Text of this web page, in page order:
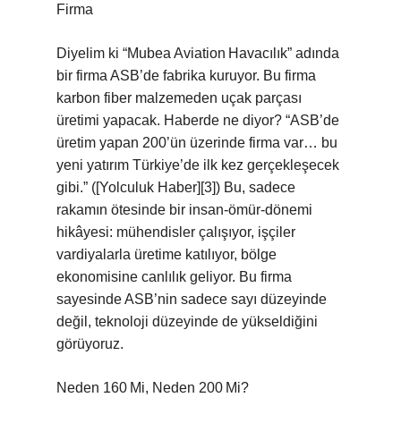
Firma
Diyelim ki “Mubea Aviation Havacılık” adında
bir firma ASB’de fabrika kuruyor. Bu firma
karbon fiber malzemeden uçak parçası
üretimi yapacak. Haberde ne diyor? “ASB’de
üretim yapan 200’ün üzerinde firma var… bu
yeni yatırım Türkiye’de ilk kez gerçekleşecek
gibi.” ([Yolculuk Haber][3]) Bu, sadece
rakamın ötesinde bir insan-ömür-dönemi
hikâyesi: mühendisler çalışıyor, işçiler
vardiyalarla üretime katılıyor, bölge
ekonomisine canlılık geliyor. Bu firma
sayesinde ASB’nin sadece sayı düzeyinde
değil, teknoloji düzeyinde de yükseldiğini
görüyoruz.
Neden 160 Mi, Neden 200 Mi?